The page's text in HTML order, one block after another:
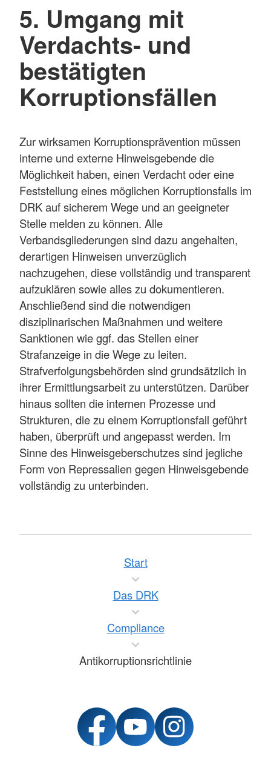
5. Umgang mit
Verdachts- und
bestätigten
Korruptionsfällen
Zur wirksamen Korruptionsprävention müssen
interne und externe Hinweisgebende die
Möglichkeit haben, einen Verdacht oder eine
Feststellung eines möglichen Korruptionsfalls im
DRK auf sicherem Wege und an geeigneter
Stelle melden zu können. Alle
Verbandsgliederungen sind dazu angehalten,
derartigen Hinweisen unverzüglich
nachzugehen, diese vollständig und transparent
aufzuklären sowie alles zu dokumentieren.
Anschließend sind die notwendigen
disziplinarischen Maßnahmen und weitere
Sanktionen wie ggf. das Stellen einer
Strafanzeige in die Wege zu leiten.
Strafverfolgungsbehörden sind grundsätzlich in
ihrer Ermittlungsarbeit zu unterstützen. Darüber
hinaus sollten die internen Prozesse und
Strukturen, die zu einem Korruptionsfall geführt
haben, überprüft und angepasst werden. Im
Sinne des Hinweisgeberschutzes sind jegliche
Form von Repressalien gegen Hinweisgebende
vollständig zu unterbinden.
Start
Das DRK
Compliance
Antikorruptionsrichtlinie